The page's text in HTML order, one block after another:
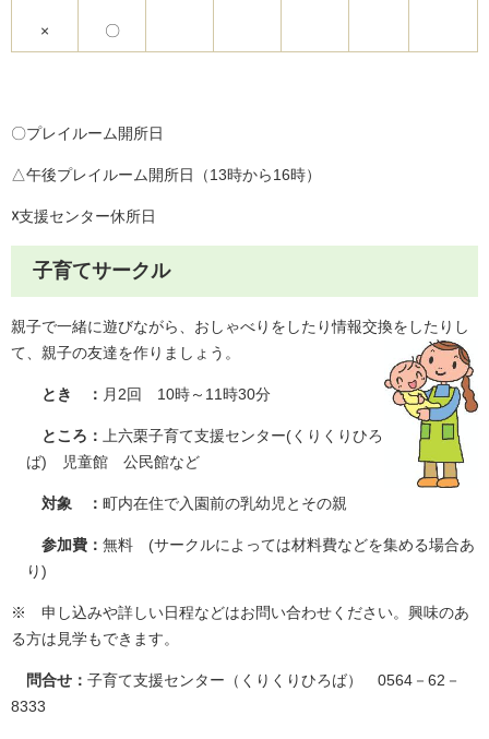
× 〇
〇プレイルーム開所日
△午後プレイルーム開所日（13時から16時）
☓支援センター休所日
子育てサークル
親子で一緒に遊びながら、おしゃべりをしたり情報交換をしたりし
て、親子の友達を作りましょう 。
とき ： 月2回 10時～11時30分
ところ：
上六栗子育て支援センター(くりくりひろ
ば) 児童館 公民館など
対象 ： 町内在住で入園前の乳幼児とその親
参加費： 無料 (サークルによっては材料費などを集める場合あ
り)
※ 申し込みや詳しい日程などはお問い合わせください。興味のあ
る方は見学もできます。
問合せ： 子育て支援センター（くりくりひろば） 0564－62－
8333